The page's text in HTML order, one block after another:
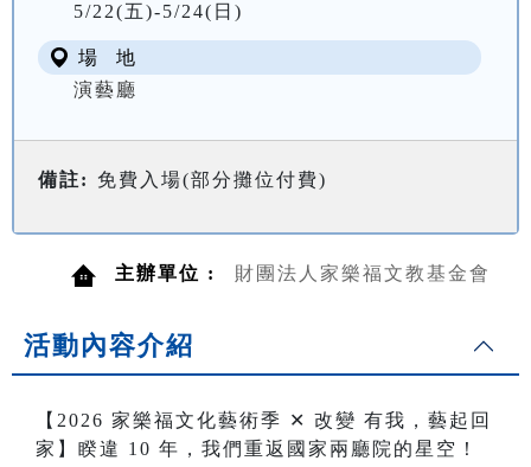
5/22(五)-5/24(日)
場 地
演藝廳
備註: 免費入場(部分攤位付費)
主辦單位 : 財團法人家樂福文教基金會
活動內容介紹
【2026 家樂福文化藝術季 ✕ 改變 有我，藝起回
家】睽違 10 年，我們重返國家兩廳院的星空！